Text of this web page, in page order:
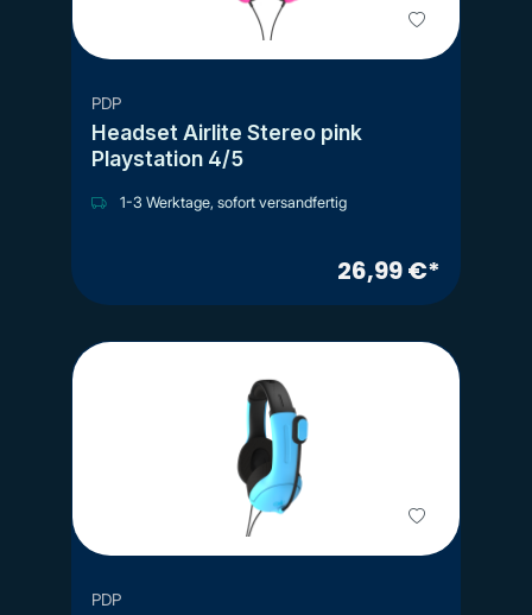
PDP
Headset Airlite Stereo pink
Playstation 4/5
1-3 Werktage, sofort versandfertig
26,99 €*
PDP